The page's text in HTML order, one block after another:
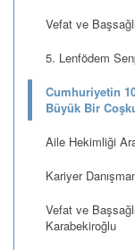
Vefat ve
5. Lenfödem
Cumhuriyetin
Büyük Bir
Aile Hekimliği
Kariyer
Vefat ve
Karabekiroğlu